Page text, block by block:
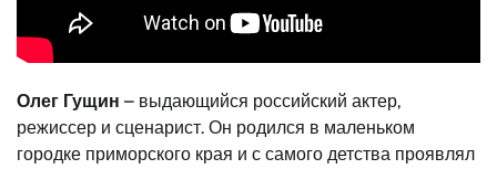
Олег Гущин – выдающийся российский актер,
режиссер и сценарист. Он родился в маленьком
городке приморского края и с самого детства проявлял